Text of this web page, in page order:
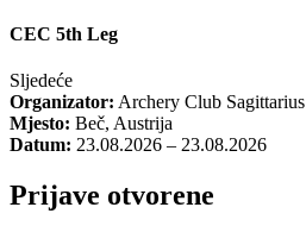
CEC 5th Leg
Sljedeće
Organizator: Archery Club Sagittarius
Mjesto: Beč, Austrija
Datum: 23.08.2026 – 23.08.2026
Prijave otvorene